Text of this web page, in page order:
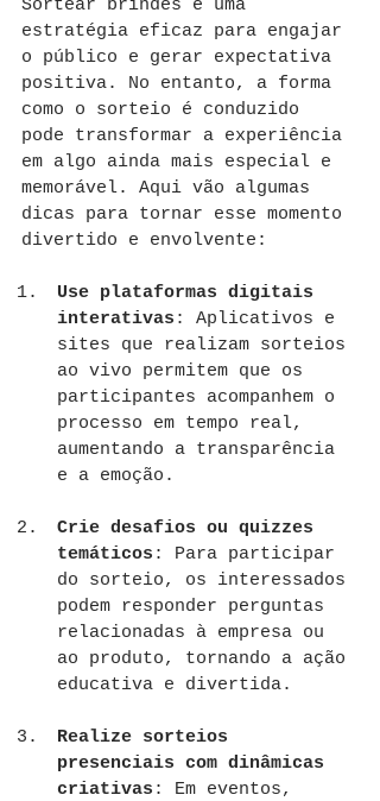
Sortear brindes é uma
estratégia eficaz para engajar
o público e gerar expectativa
positiva. No entanto, a forma
como o sorteio é conduzido
pode transformar a experiência
em algo ainda mais especial e
memorável. Aqui vão algumas
dicas para tornar esse momento
divertido e envolvente:
Use plataformas digitais
interativas : Aplicativos e
sites que realizam sorteios
ao vivo permitem que os
participantes acompanhem o
processo em tempo real,
aumentando a transparência
e a emoção.
Crie desafios ou quizzes
temáticos : Para participar
do sorteio, os interessados
podem responder perguntas
relacionadas à empresa ou
ao produto, tornando a ação
educativa e divertida.
Realize sorteios
presenciais com dinâmicas
criativas : Em eventos,